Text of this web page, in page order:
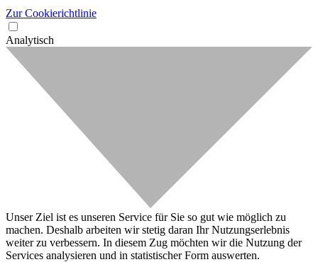
Zur Cookierichtlinie
Analytisch
Unser Ziel ist es unseren Service für Sie so gut wie möglich zu
machen. Deshalb arbeiten wir stetig daran Ihr Nutzungserlebnis
weiter zu verbessern. In diesem Zug möchten wir die Nutzung der
Services analysieren und in statistischer Form auswerten.